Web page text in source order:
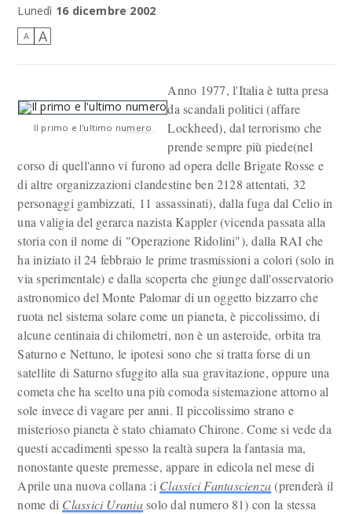
Lunedì 16 dicembre 2002
A A
Il primo e l'ultimo numero
Anno 1977, l'Italia è tutta presa
da scandali politici (affare
Lockheed), dal terrorismo che
prende sempre più piede(nel
corso di quell'anno vi furono ad opera delle Brigate Rosse e
di altre organizzazioni clandestine ben 2128 attentati, 32
personaggi gambizzati, 11 assassinati), dalla fuga dal Celio in
una valigia del gerarca nazista Kappler (vicenda passata alla
storia con il nome di "Operazione Ridolini"), dalla RAI che
ha iniziato il 24 febbraio le prime trasmissioni a colori (solo in
via sperimentale) e dalla scoperta che giunge dall'osservatorio
astronomico del Monte Palomar di un oggetto bizzarro che
ruota nel sistema solare come un pianeta, è piccolissimo, di
alcune centinaia di chilometri, non è un asteroide, orbita tra
Saturno e Nettuno, le ipotesi sono che si tratta forse di un
satellite di Saturno sfuggito alla sua gravitazione, oppure una
cometa che ha scelto una più comoda sistemazione attorno al
sole invece di vagare per anni. Il piccolissimo strano e
misterioso pianeta è stato chiamato Chirone. Come si vede da
questi accadimenti spesso la realtà supera la fantasia ma,
nonostante queste premesse, appare in edicola nel mese di
Aprile una nuova collana :i Classici Fantascienza(prenderà il
nome di Classici Uraniasolo dal numero 81) con la stessa